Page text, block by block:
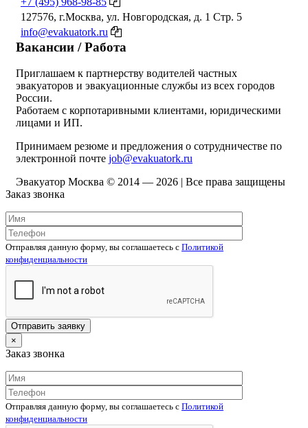
127576, г.Москва, ул. Новгородская, д. 1 Стр. 5
info@evakuatork.ru
Вакансии / Работа
Приглашаем к партнерству водителей частных
эвакуаторов и эвакуационные службы из всех городов
России.
Работаем с корпотаривными клиентами, юридическими
лицами и ИП.
Принимаем резюме и предложения о сотрудничестве по
электронной почте job@evakuatork.ru
Эвакуатор Москва © 2014 — 2026 | Все права защищены
Заказ звонка
Отправляя данную форму, вы соглашаетесь c Политикой
конфиденциальности
×
Заказ звонка
Отправляя данную форму, вы соглашаетесь c Политикой
конфиденциальности